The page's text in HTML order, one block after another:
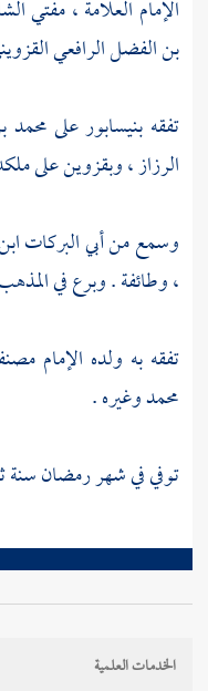
الإمام العلامة ، مفتي
بن الفضل الرافعي
تفقه بنيسابورعلىمحمد
الرزاز،وبقزوينعلى
وسمع منأبي البركات
، وطائفة . وبرع في
تفقه به ولده
محمدوغيره .
توفي في شهر رمضان سنة
الخدمات العلمية